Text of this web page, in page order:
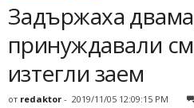
Задържаха
принуждавали
изтегли заем
от redaktor - 2019/11/05 12:09:15 PM